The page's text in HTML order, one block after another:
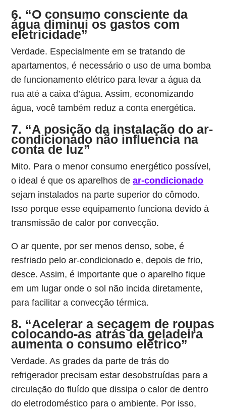
6. “O consumo consciente da
água diminui os gastos com
eletricidade”
Verdade. Especialmente em se tratando de
apartamentos, é necessário o uso de uma bomba
de funcionamento elétrico para levar a água da
rua até a caixa d’água. Assim, economizando
água, você também reduz a conta energética.
7. “A posição da instalação do ar-
condicionado não influencia na
conta de luz”
Mito. Para o menor consumo energético possível,
o ideal é que os aparelhos dear-condicionado
sejam instalados na parte superior do cômodo.
Isso porque esse equipamento funciona devido à
transmissão de calor por convecção.
O ar quente, por ser menos denso, sobe, é
resfriado pelo ar-condicionado e, depois de frio,
desce. Assim, é importante que o aparelho fique
em um lugar onde o sol não incida diretamente,
para facilitar a convecção térmica.
8. “Acelerar a secagem de roupas
colocando-as atrás da geladeira
aumenta o consumo elétrico”
Verdade. As grades da parte de trás do
refrigerador precisam estar desobstruídas para a
circulação do fluído que dissipa o calor de dentro
do eletrodoméstico para o ambiente. Por isso,